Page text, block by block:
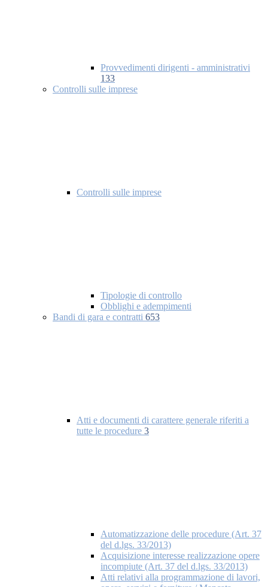
Provvedimenti dirigenti - amministrativi
133
Controlli sulle imprese
Controlli sulle imprese
Tipologie di controllo
Obblighi e adempimenti
Bandi di gara e contratti 653
Atti e documenti di carattere generale riferiti a
tutte le procedure 3
Automatizzazione delle procedure (Art. 37
del d.lgs. 33/2013)
Acquisizione interesse realizzazione opere
incompiute (Art. 37 del d.lgs. 33/2013)
Atti relativi alla programmazione di lavori,